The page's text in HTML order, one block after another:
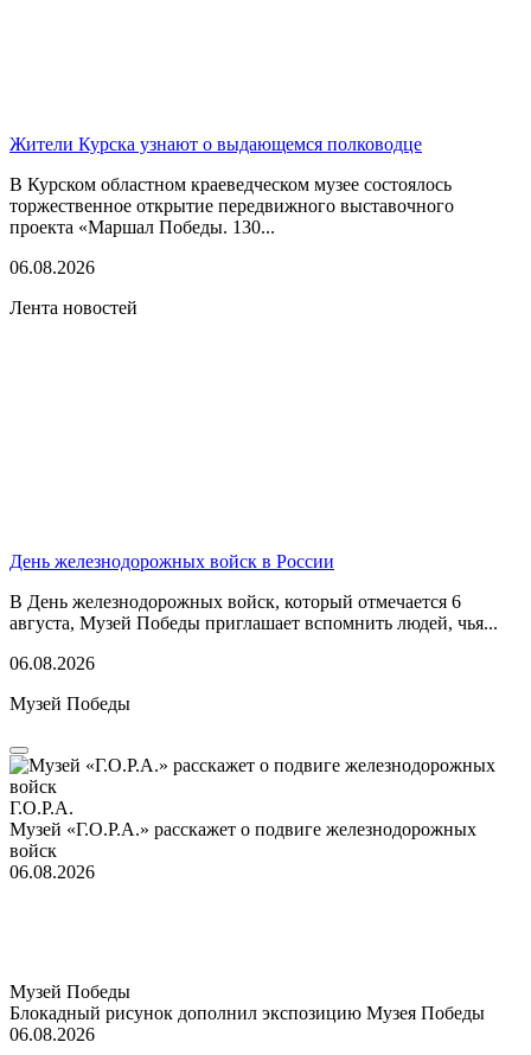
Жители Курска узнают о выдающемся полководце
В Курском областном краеведческом музее состоялось
торжественное открытие передвижного выставочного
проекта «Маршал Победы. 130...
06.08.2026
Лента новостей
День железнодорожных войск в России
В День железнодорожных войск, который отмечается 6
августа, Музей Победы приглашает вспомнить людей, чья...
06.08.2026
Музей Победы
Г.О.Р.А.
Музей «Г.О.Р.А.» расскажет о подвиге железнодорожных
войск
06.08.2026
Музей Победы
Блокадный рисунок дополнил экспозицию Музея Победы
06.08.2026